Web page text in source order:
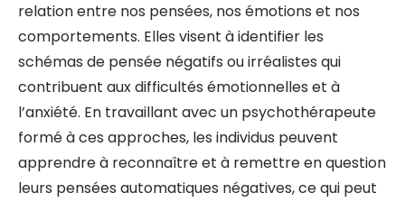
relation entre nos pensées, nos émotions et nos
comportements. Elles visent à identifier les
schémas de pensée négatifs ou irréalistes qui
contribuent aux difficultés émotionnelles et à
l’anxiété. En travaillant avec un psychothérapeute
formé à ces approches, les individus peuvent
apprendre à reconnaître et à remettre en question
leurs pensées automatiques négatives, ce qui peut